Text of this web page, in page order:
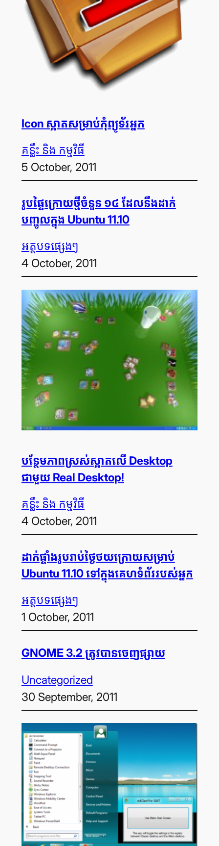
Icon ស្អាត​សម្រាប់កុំព្យូទ័រអ្នក
គន្លឹះ និង កម្មវិធី
5 October, 2011
រូប​ផ្ទៃ​ក្រោយ​ថ្មី​ចំនួន ១៤ ដែល​នឹង​ដាក់​
បញ្ចូល​ក្នុង Ubuntu 11.10
អត្ថបទ​ផ្សេងៗ
4 October, 2011
បន្ថែម​ភាព​ស្រស់​ស្អាត​លើ Desktop
ជាមួយ Real Desktop!
គន្លឹះ និង កម្មវិធី
4 October, 2011
ដាក់​ផ្ទាំង​រូប​រាប់​ថ្ងៃ​ថយ​ក្រោយ​សម្រាប់
Ubuntu 11.10 ទៅ​ក្នុង​គេហទំព័រ​របស់​អ្នក
អត្ថបទ​ផ្សេងៗ
1 October, 2011
GNOME 3.2 ត្រូវ​បាន​ចេញ​ផ្សាយ
Uncategorized
30 September, 2011